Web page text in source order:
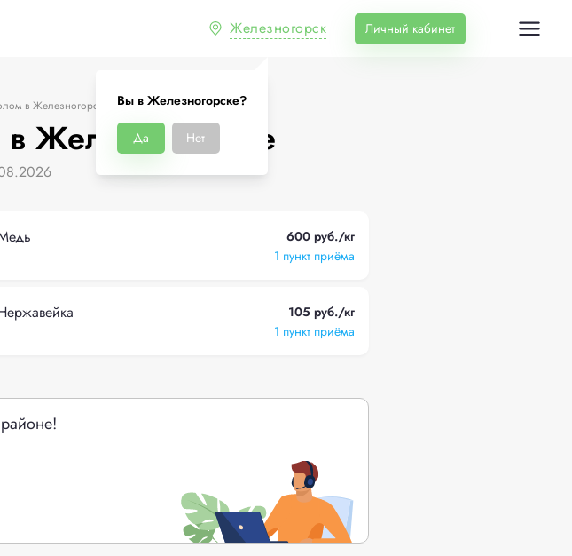
Железногорск
Вы в Железногорске?
Да Нет
Личный кабинет
в Железногорске
Железногорске
600 руб./кг
1 пункт приёма
105 руб./кг
1 пункт приёма